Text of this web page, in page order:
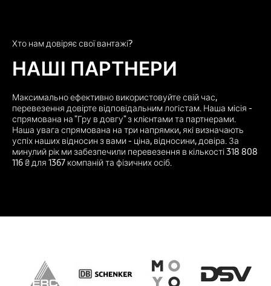
Хто нам довіряє свої вантажі?
НАШІ ПАРТНЕРИ
Максимально ефективно використовуйте свій час,
перевезення довірте відповідальним логістам. Наша місія -
спрямована на "Гру в довгу" з клієнтами та партнерами.
Наша увага спрямована на три напрямки, які визначають
успіх наших відносин з вами - ціна, відносини, довіра. За
минулий рік ми забезпечили перевезення в кількості 318 808
116 ₴ для 1367 компаній та фізичних осіб.